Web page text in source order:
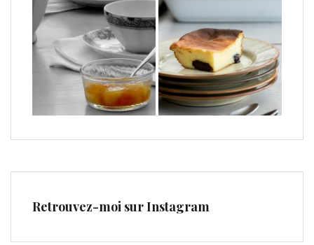
Retrouvez-moi sur Instagram